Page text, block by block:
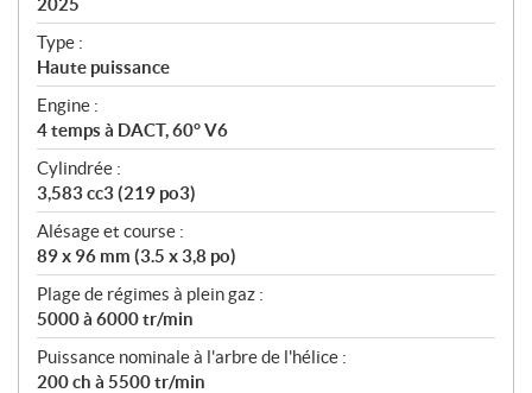
i
c
a
t
i
o
n
s
Type :
Haute puissance
Engine :
4 temps à DACT, 60° V6
Cylindrée :
3,583 cc3 (219 po3)
Alésage et course :
89 x 96 mm (3.5 x 3,8 po)
Plage de régimes à plein gaz :
5000 à 6000 tr/min
Puissance nominale à l'arbre de l'hélice :
200 ch à 5500 tr/min